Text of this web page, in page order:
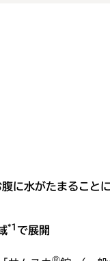
に水がたまること
*1 で展開